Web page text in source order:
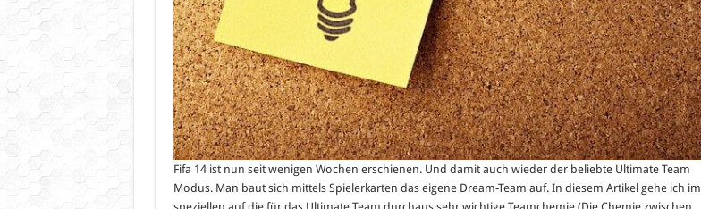
Fifa 14 ist nun seit wenigen Wochen erschienen. Und damit auch wieder der beliebte Ultimate Team
Modus. Man baut sich mittels Spielerkarten das eigene Dream-Team auf. In diesem Artikel gehe ich im